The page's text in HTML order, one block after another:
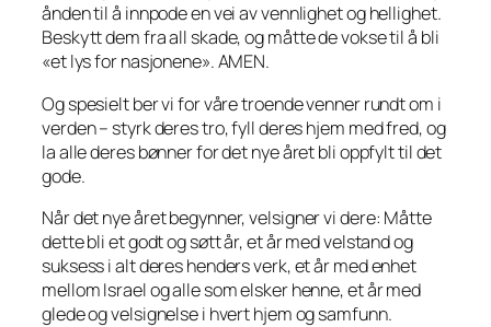
ånden til å innpode en vei av vennlighet og hellighet.
Beskytt dem fra all skade, og måtte de vokse til å bli
«et lys for nasjonene». AMEN.
Og spesielt ber vi for våre troende venner rundt om i
verden – styrk deres tro, fyll deres hjem med fred, og
la alle deres bønner for det nye året bli oppfylt til det
gode.
Når det nye året begynner, velsigner vi dere: Måtte
dette bli et godt og søtt år, et år med velstand og
suksess i alt deres henders verk, et år med enhet
mellom Israel og alle som elsker henne, et år med
glede og velsignelse i hvert hjem og samfunn.